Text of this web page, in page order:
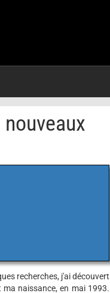
recherches, j'ai découvert
naissance, en mai 1993.